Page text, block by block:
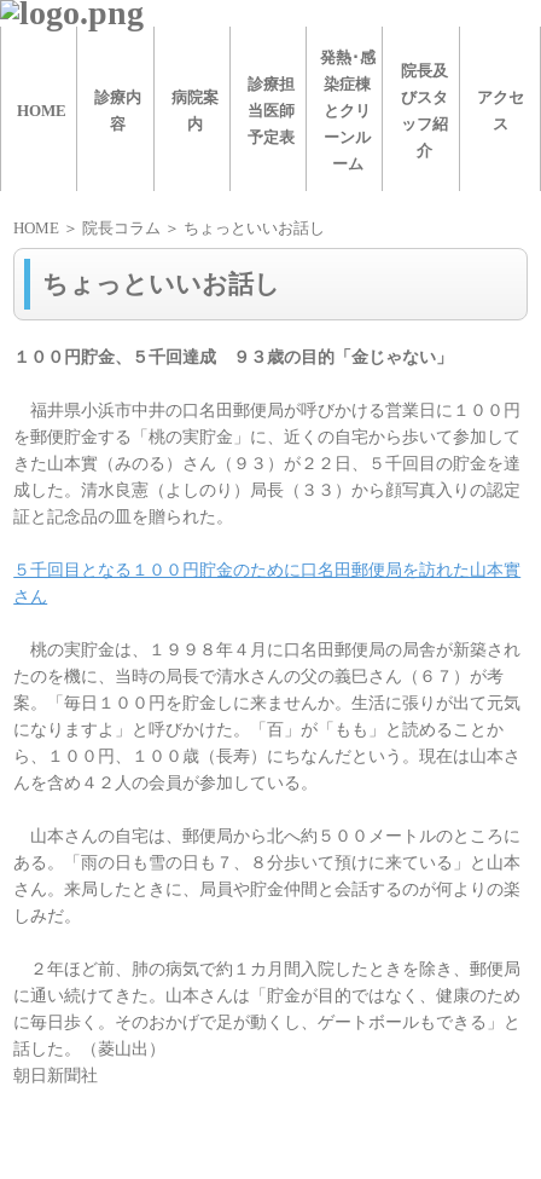
HOME
診療内
容
病院案
内
診療担
当医師
予定表
発熱･感
染症棟
とクリ
ーンル
ーム
院長及
びスタ
ッフ紹
介
アクセ
ス
HOME ＞ 院長コラム ＞ ちょっといいお話し
ちょっといいお話し
１００円貯金、５千回達成 ９３歳の目的「金じゃない」
福井県小浜市中井の口名田郵便局が呼びかける営業日に１００円
を郵便貯金する「桃の実貯金」に、近くの自宅から歩いて参加して
きた山本實（みのる）さん（９３）が２２日、５千回目の貯金を達
成した。清水良憲（よしのり）局長（３３）から顔写真入りの認定
証と記念品の皿を贈られた。
５千回目となる１００円貯金のために口名田郵便局を訪れた山本實
さん
桃の実貯金は、１９９８年４月に口名田郵便局の局舎が新築され
たのを機に、当時の局長で清水さんの父の義巳さん（６７）が考
案。「毎日１００円を貯金しに来ませんか。生活に張りが出て元気
になりますよ」と呼びかけた。「百」が「もも」と読めることか
ら、１００円、１００歳（長寿）にちなんだという。現在は山本さ
んを含め４２人の会員が参加している。
山本さんの自宅は、郵便局から北へ約５００メートルのところに
ある。「雨の日も雪の日も７、８分歩いて預けに来ている」と山本
さん。来局したときに、局員や貯金仲間と会話するのが何よりの楽
しみだ。
２年ほど前、肺の病気で約１カ月間入院したときを除き、郵便局
に通い続けてきた。山本さんは「貯金が目的ではなく、健康のため
に毎日歩く。そのおかげで足が動くし、ゲートボールもできる」と
話した。（菱山出）
朝日新聞社